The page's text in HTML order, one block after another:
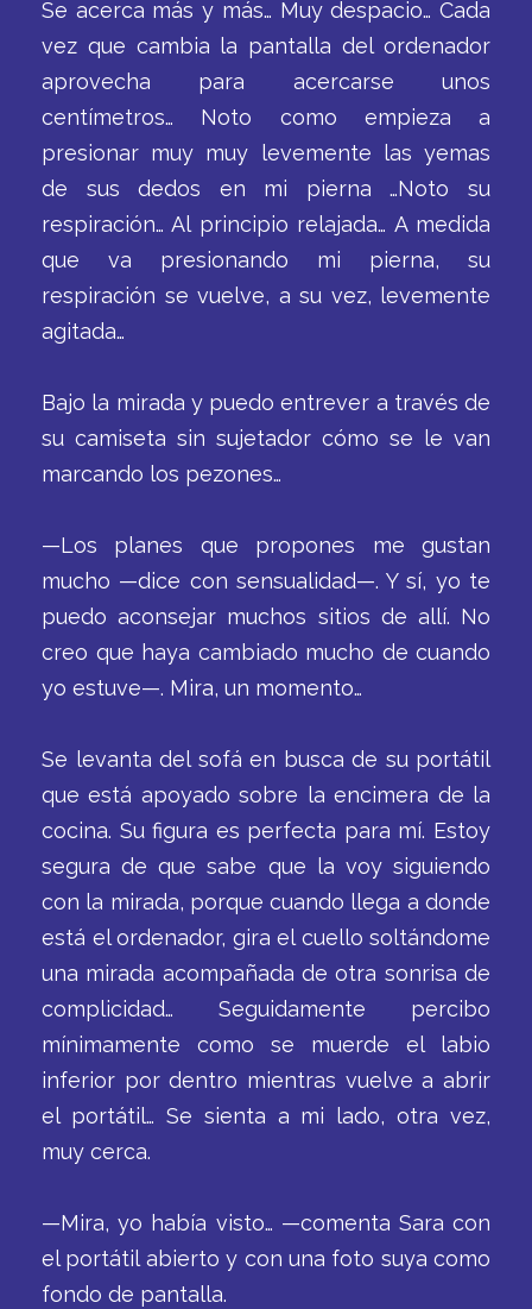
Se acerca más y más… Muy despacio… Cada
vez que cambia la pantalla del ordenador
aprovecha para acercarse unos
centímetros… Noto como empieza a
presionar muy muy levemente las yemas
de sus dedos en mi pierna …Noto su
respiración… Al principio relajada… A medida
que va presionando mi pierna, su
respiración se vuelve, a su vez, levemente
agitada…
Bajo la mirada y puedo entrever a través de
su camiseta sin sujetador cómo se le van
marcando los pezones…
—Los planes que propones me gustan
mucho —dice con sensualidad—. Y sí, yo te
puedo aconsejar muchos sitios de allí. No
creo que haya cambiado mucho de cuando
yo estuve—. Mira, un momento…
Se levanta del sofá en busca de su portátil
que está apoyado sobre la encimera de la
cocina. Su figura es perfecta para mí. Estoy
segura de que sabe que la voy siguiendo
con la mirada, porque cuando llega a donde
está el ordenador, gira el cuello soltándome
una mirada acompañada de otra sonrisa de
complicidad… Seguidamente percibo
mínimamente como se muerde el labio
inferior por dentro mientras vuelve a abrir
el portátil… Se sienta a mi lado, otra vez,
muy cerca.
—Mira, yo había visto… —comenta Sara con
el portátil abierto y con una foto suya como
fondo de pantalla.